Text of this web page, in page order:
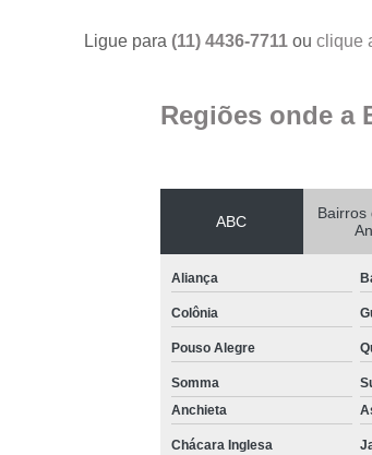
Ligue para(11) 4436-7711ouclique
Regiões onde a
ABC
Bairros
Aliança
Colônia
Pouso Alegre
Somma
Anchieta
Chácara Inglesa